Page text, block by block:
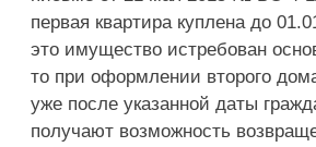
первая квартира куплена до
это имущество истребован
то при оформлении второго
уже после указанной даты
получают возможность